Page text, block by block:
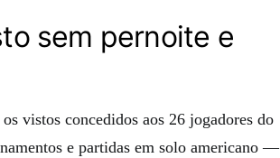
sem pernoite e
vistos concedidos aos 26 jogadores do
e partidas em solo americano —